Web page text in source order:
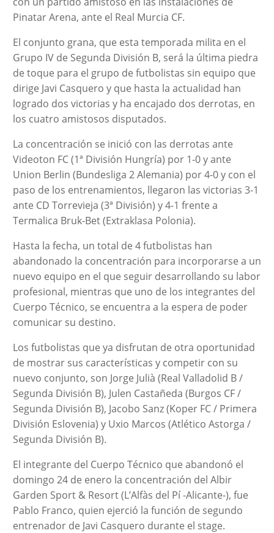
Pinatar Arena, ante el Real Murcia CF.
El conjunto grana, que esta temporada milita en el
Grupo IV de Segunda División B, será la última piedra
de toque para el grupo de futbolistas sin equipo que
dirige Javi Casquero y que hasta la actualidad han
logrado dos victorias y ha encajado dos derrotas, en
los cuatro amistosos disputados.
La concentración se inició con las derrotas ante
Videoton FC (1ª División Hungría) por 1-0 y ante
Union Berlin (Bundesliga 2 Alemania) por 4-0 y con el
paso de los entrenamientos, llegaron las victorias 3-1
ante CD Torrevieja (3ª División) y 4-1 frente a
Termalica Bruk-Bet (Extraklasa Polonia).
Hasta la fecha, un total de 4 futbolistas han
abandonado la concentración para incorporarse a un
nuevo equipo en el que seguir desarrollando su labor
profesional, mientras que uno de los integrantes del
Cuerpo Técnico, se encuentra a la espera de poder
comunicar su destino.
Los futbolistas que ya disfrutan de otra oportunidad
de mostrar sus características y competir con su
nuevo conjunto, son Jorge Julià (Real Valladolid B /
Segunda División B), Julen Castañeda (Burgos CF /
Segunda División B), Jacobo Sanz (Koper FC / Primera
División Eslovenia) y Uxio Marcos (Atlético Astorga /
Segunda División B).
El integrante del Cuerpo Técnico que abandonó el
domingo 24 de enero la concentración del Albir
Garden Sport & Resort (L’Alfàs del Pí -Alicante-), fue
Pablo Franco, quien ejerció la función de segundo
entrenador de Javi Casquero durante el stage.